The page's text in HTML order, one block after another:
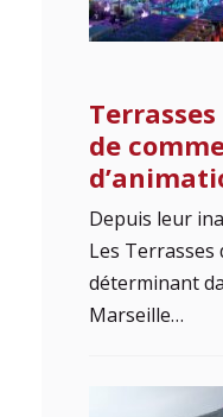
de
Depuis leur
Les
déterminant
Marseille…